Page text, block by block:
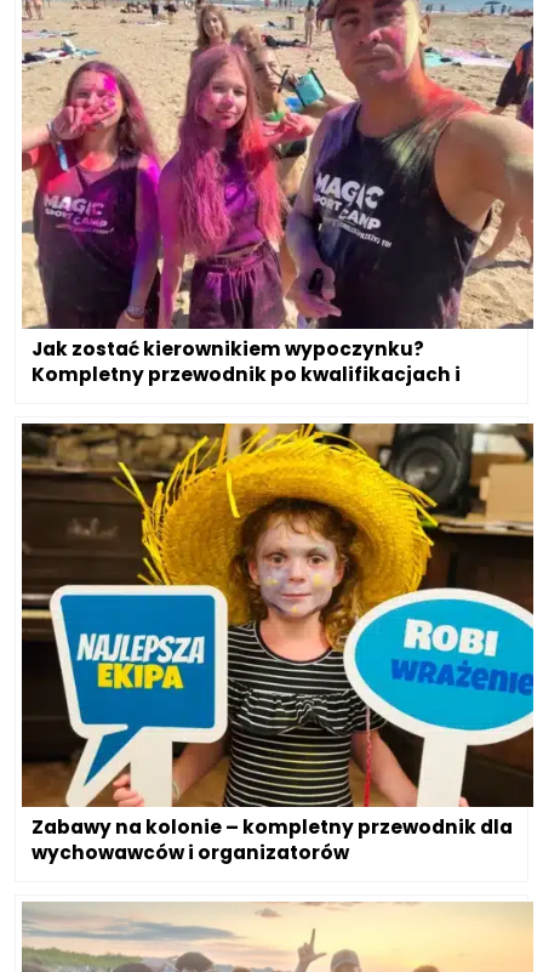
Jak zostać kierownikiem wypoczynku?
Kompletny przewodnik po kwalifikacjach i
Zabawy na kolonie – kompletny przewodnik dla
wychowawców i organizatorów